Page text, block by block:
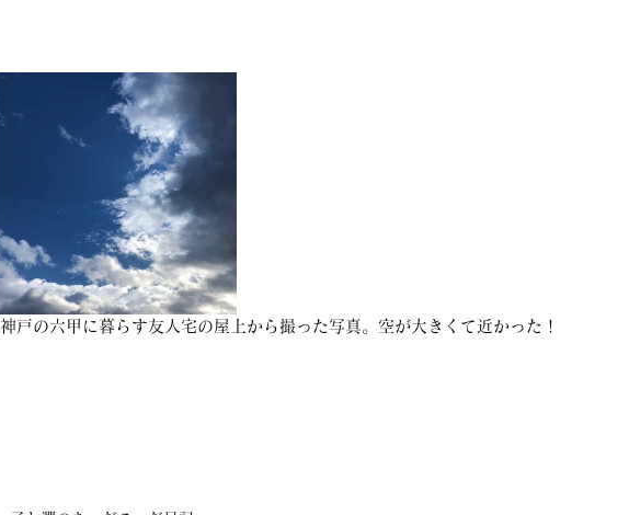
神戸の六甲に暮らす友人宅の屋上から撮った写真。空が大きくて近かった！